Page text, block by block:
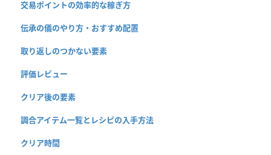
交易ポイントの効率的な稼ぎ方
伝承の儀のやり方・おすすめ配置
取り返しのつかない要素
評価レビュー
クリア後の要素
調合アイテム一覧とレシピの入手方法
クリア時間